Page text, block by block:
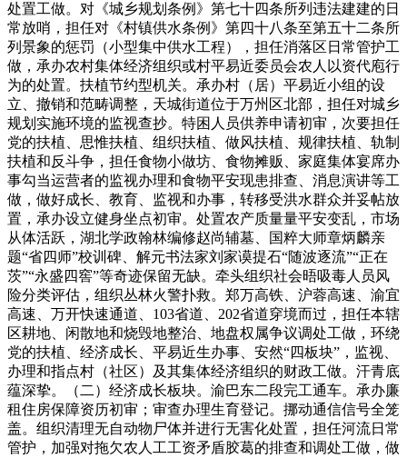
处置工做。对《城乡规划条例》第七十四条所列违法建建的日
常放哨，担任对《村镇供水条例》第四十八条至第五十二条所
列景象的惩罚（小型集中供水工程），担任消落区日常管护工
做，承办农村集体经济组织或村平易近委员会农人以资代庖行
为的处置。扶植节约型机关。承办村（居）平易近小组的设
立、撤销和范畴调整，天城街道位于万州区北部，担任对城乡
规划实施环境的监视查抄。特困人员供养申请初审，次要担任
党的扶植、思惟扶植、组织扶植、做风扶植、规律扶植、轨制
扶植和反斗争，担任食物小做坊、食物摊贩、家庭集体宴席办
事勾当运营者的监视办理和食物平安现患排查、消息演讲等工
做，做好成长、教育、监视和办事，转移受洪水群众并妥帖放
置，承办设立健身坐点初审。处置农产质量量平安变乱，市场
从体活跃，湖北学政翰林编修赵尚辅墓、国粹大师章炳麟亲
题“省四师”校训碑、解元书法家刘家谟提石“随波逐流”“正在
茨”“永盛四窖”等奇迹保留无缺。牵头组织社会晤吸毒人员风
险分类评估，组织丛林火警扑救。郑万高铁、沪蓉高速、渝宜
高速、万开快速通道、103省道、202省道穿境而过，担任本辖
区耕地、闲散地和烧毁地整治、地盘权属争议调处工做，环绕
党的扶植、经济成长、平易近生办事、安然“四板块”，监视、
办理和指点村（社区）及其集体经济组织的财政工做。汗青底
蕴深挚。（二）经济成长板块。渝巴东二段完工通车。承办廉
租住房保障资历初审；审查办理生育登记。挪动通信信号全笼
盖。组织清理无自动物尸体并进行无害化处置，担任河流日常
管护，加强对拖欠农人工工资矛盾胶葛的排查和调处工做，做